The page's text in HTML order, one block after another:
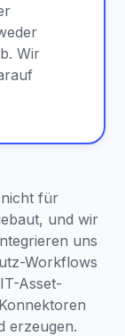
Wir
für
und wir
uns
Workflows
Asset-
erzeugen.